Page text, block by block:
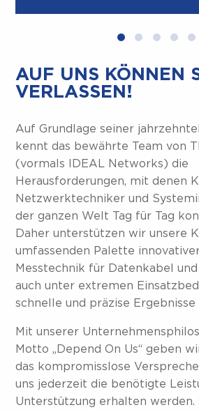
AUF UNS KÖNNEN
VERLASSEN!
Auf Grundlage seiner
kennt das bewährte Team von
(vormals IDEAL Networks) die
Herausforderungen, mit denen
Netzwerktechniker und
der ganzen Welt Tag für Tag
Daher unterstützen wir unsere
umfassenden Palette
Messtechnik für Datenkabel
auch unter extremen
schnelle und präzise
Mit unserer
Motto „Depend On Us“ geben
das kompromisslose
uns jederzeit die benötigte
Unterstützung erhalten werden.